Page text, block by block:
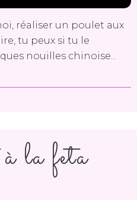
réaliser un poulet aux
tu peux si tu le
nouilles chinoise...
la feta